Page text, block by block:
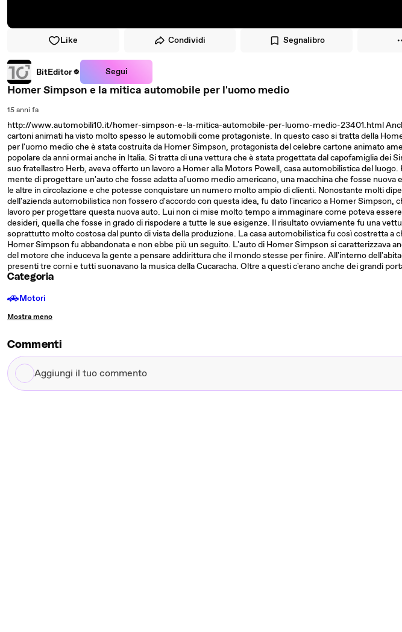
Like Condividi Segnalibro
BitEditor Segui
Homer Simpson e la mitica automobile per l'uomo medio
15 anni fa
http://www.automobili10.it/homer-simpson-e-la-mitica-automobile-per-luomo-medio-23401.html
cartoni animati ha visto molto spesso le automobili come protagoniste. In questo caso si tratta della
per l'uomo medio che è stata costruita da Homer Simpson, protagonista del celebre cartone animato
popolare da anni ormai anche in Italia. Si tratta di una vettura che è stata progettata dal capofamiglia dei
suo fratellastro Herb, aveva offerto un lavoro a Homer alla Motors Powell, casa automobilistica del luogo.
mente di progettare un'auto che fosse adatta al'uomo medio americano, una macchina che fosse nuova
le altre in circolazione e che potesse conquistare un numero molto ampio di clienti. Nonostante molti
dell'azienda automobilistica non fossero d'accordo con questa idea, fu dato l'incarico a Homer Simpson,
lavoro per progettare questa nuova auto. Lui non ci mise molto tempo a immaginare come poteva
desideri, quella che fosse in grado di rispodere a tutte le sue esigenze. Il risultato ovviamente fu una
soprattutto molto costosa dal punto di vista della produzione. La casa automobilistica fu così costretta a
Homer Simpson fu abbandonata e non ebbe più un seguito. L'auto di Homer Simpson si caratterizzava
del motore che induceva la gente a pensare addirittura che il mondo stesse per finire. All'interno
presenti tre corni e tutti suonavano la musica della Cucaracha. Oltre a questi c'erano anche dei grandi
Categoria
🚗Motori
Mostra meno
Commenti
Aggiungi
il